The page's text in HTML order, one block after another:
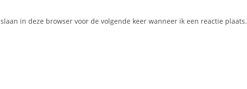
in deze browser voor de volgende keer wanneer ik een reactie plaats.